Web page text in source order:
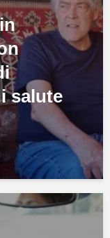
salute